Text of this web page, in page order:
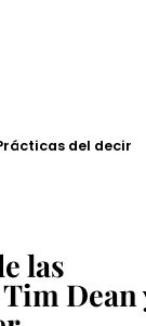
del decir
las
Dean